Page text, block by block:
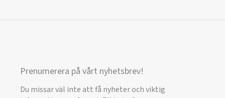
Prenumerera på vårt nyhetsbrev!
Du missar väl inte att få nyheter och viktig